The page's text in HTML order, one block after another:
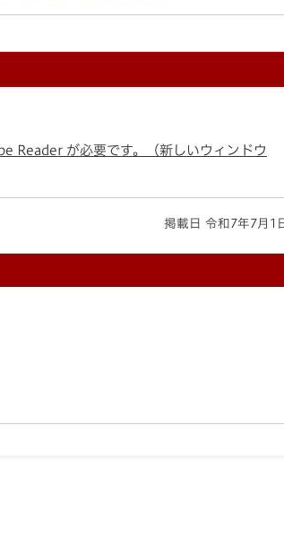
Reader が必要です。（新しいウィンドウ
掲載日 令和7年7月1